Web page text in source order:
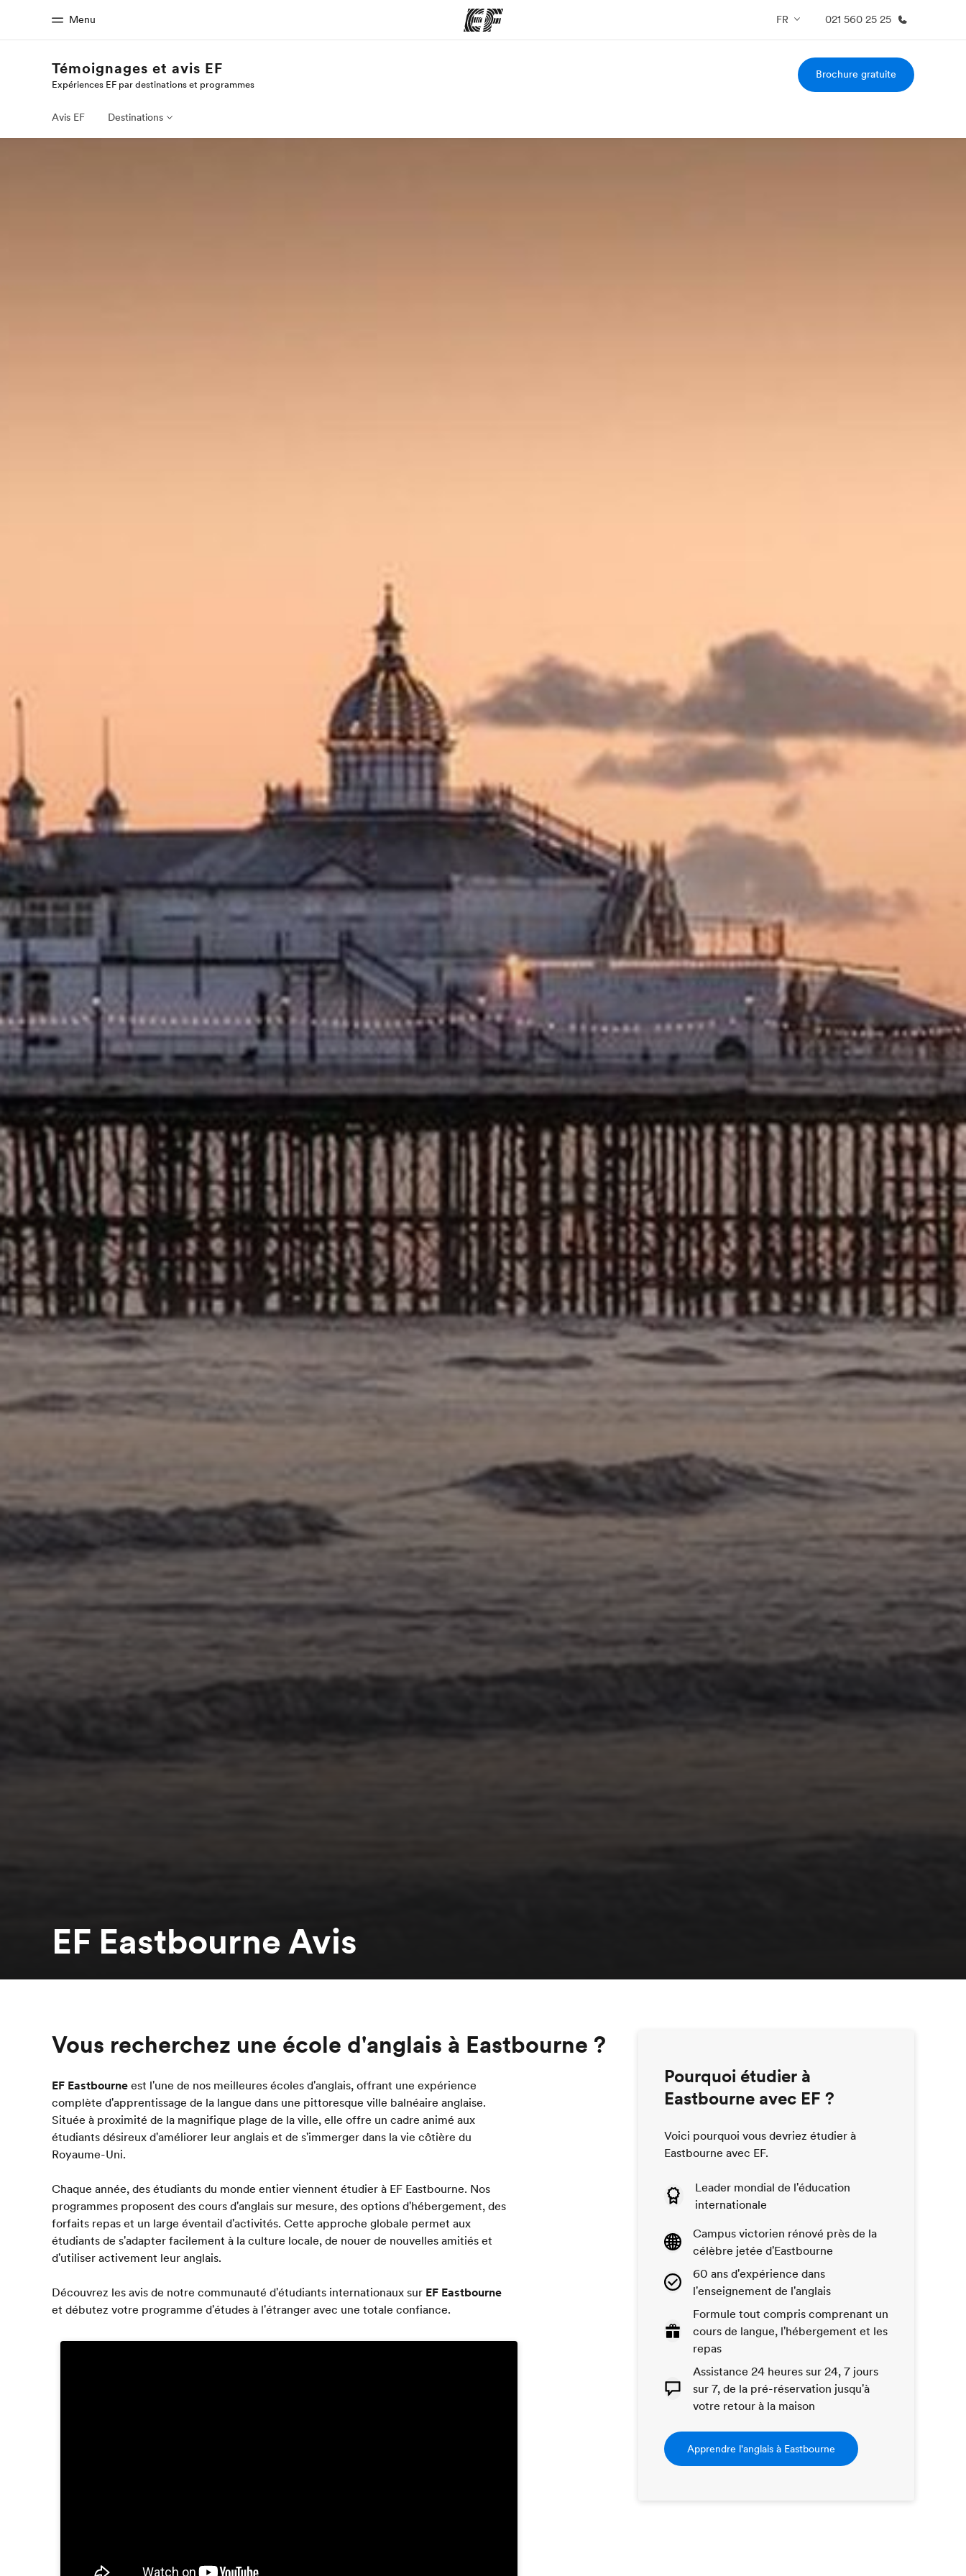
Menu FR 021 560 25 25
Accueil
Bienvenue chez EF
EF recrute
Témoignages et avis EF
Expériences EF par destinations et programmes
Brochure gratuite
Avis EF Destinations
EF Eastbourne Avis
Vous recherchez une école d'anglais à Eastbourne ?
EF Eastbourneest l'une de nos meilleures écoles d'anglais, offrant une expérience
complète d'apprentissage de la langue dans une pittoresque ville balnéaire anglaise.
Située à proximité de la magnifique plage de la ville, elle offre un cadre animé aux
étudiants désireux d'améliorer leur anglais et de s'immerger dans la vie côtière du
Royaume-Uni.
Chaque année, des étudiants du monde entier viennent étudier à EF Eastbourne. Nos
programmes proposent des cours d'anglais sur mesure, des options d'hébergement, des
forfaits repas et un large éventail d'activités. Cette approche globale permet aux
étudiants de s'adapter facilement à la culture locale, de nouer de nouvelles amitiés et
d'utiliser activement leur anglais.
Découvrez les avis de notre communauté d'étudiants internationaux sur EF Eastbourne
et débutez votre programme d'études à l'étranger avec une totale confiance.
Pourquoi étudier à
Eastbourne avec EF ?
Voici pourquoi vous devriez étudier à
Eastbourne avec EF.
Leader mondial de l'éducation
internationale
Campus victorien rénové près de la
célèbre jetée d'Eastbourne
60 ans d'expérience dans
l'enseignement de l'anglais
Formule tout compris comprenant un
cours de langue, l'hébergement et les
repas
Assistance 24 heures sur 24, 7 jours
sur 7, de la pré-réservation jusqu'à
votre retour à la maison
Apprendre l'anglais à Eastbourne